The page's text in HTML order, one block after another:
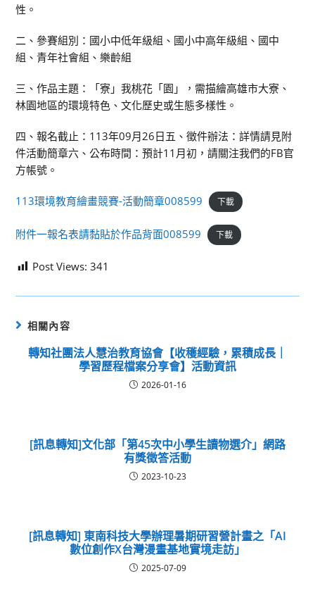
性。
二、參賽組別：國小中低年級組、國小中高年級組、國中
組、青年社會組、樂齡組
三、作品主題：「寮」我桃花「園」，需描繪高雄市大寮、
林園地區的環境特色、文化歷史或生態多樣性。
四、報名截止：113年09月26日五、徵件辦法：詳情請見附
件活動簡章六、公布時間：預計11月初，請關注我們的FB官
方帳號。
113環境教育繪畫競賽-活動簡章008599 下載
附件一報名表請黏貼於作品背面008599 下載
Post Views: 341
相關內容
轉知社團法人慧治教育協會【收穫經驗，累積成長｜
學習歷程檔案分享會】活動資訊
2026-01-16
[訊息轉知]文化部「第45次中小學生讀物選介」網路
有獎徵答活動
2023-10-23
[訊息轉知] 東南科技大學辦理暑期研習營計畫之「AI
數位創作X台灣漫畫基地實境走訪」
2025-07-09